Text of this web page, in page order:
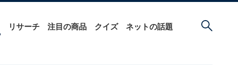
リサーチ 注目の商品 クイズ ネットの話題